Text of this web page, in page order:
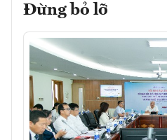
Đừng bỏ lỡ